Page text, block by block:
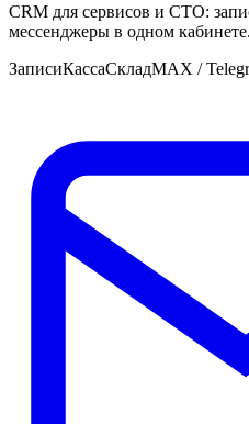
CRM для сервисов и СТО:
мессенджеры в одном
ЗаписиКассаСкладMAX /